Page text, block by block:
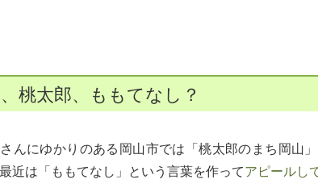
桃太郎、ももてなし？
んにゆかりのある岡山市では「桃太郎のまち岡山
近は「ももてなし」という言葉を作ってアピールし